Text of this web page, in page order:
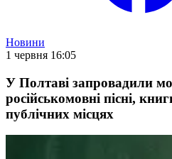
Новини
1 червня 16:05
У Полтаві запровадили
російськомовні пісні,
публічних місцях